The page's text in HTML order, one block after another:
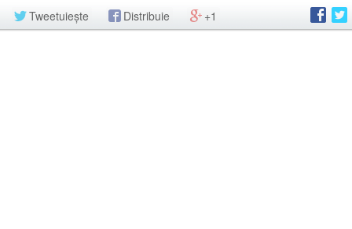
Tweetuiește Distribuie +1